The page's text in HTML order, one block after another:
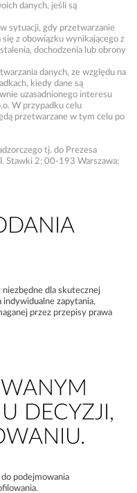
danych, jeśli są
sytuacji, gdy przetwarzanie
z obowiązku wynikającego z
dochodzenia lub obrony
danych, ze względu na
kiedy dane są
uzasadnionego interesu
W przypadku celu
przetwarzane w tym celu po
tj. do Prezesa
Stawki 2; 00-193 Warszawa;
niezbędne dla skutecznej
indywidualne zapytania,
przez przepisy prawa
DECYZJI,
do podejmowania